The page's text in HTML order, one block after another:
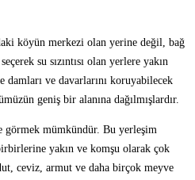
köyün merkezi olan yerine değil, bağ
su sızıntısı olan yerlere yakın
ve davarlarını koruyabilecek
geniş bir alanına dağılmışlardır.
görmek mümkündür. Bu yerleşim
yakın ve komşu olarak çok
ceviz, armut ve daha birçok meyve